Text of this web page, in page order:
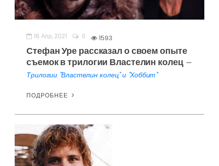
16 Апр, 2021 0 1593
Стефан Уре рассказал о своем опыте
съемок в трилогии Властелин колец —
Трилогии "Властелин колец" и "Хоббит"
ПОДРОБНЕЕ